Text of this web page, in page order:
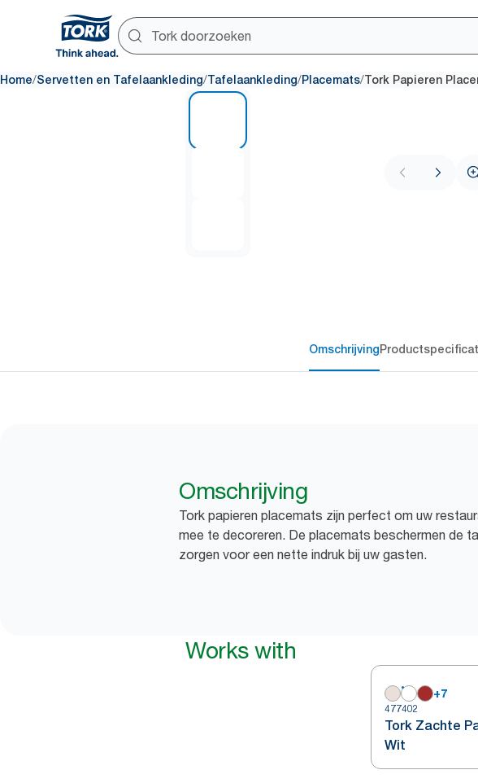
Home/Servetten en Tafelaankleding/Tafelaankleding/Placemats/Tork Papieren
Omschrijving
Omschrijving
Tork papieren placemats zijn perfect om uw
mee te decoreren. De placemats beschermen de
zorgen voor een nette indruk bij uw gasten.
Works with
+7
477402
Tork Zachte
Wit